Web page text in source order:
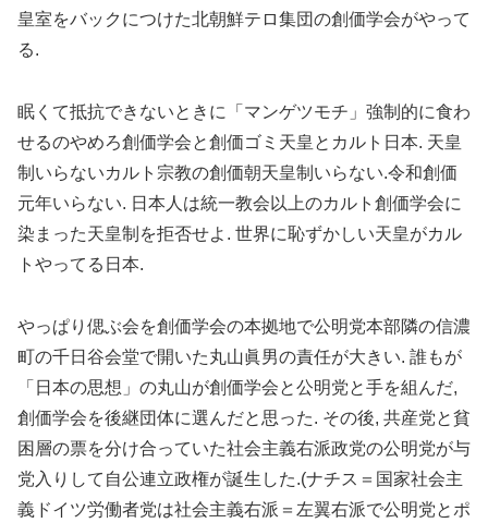
皇室をバックにつけた北朝鮮テロ集団の創価学会がやって
る.
眠くて抵抗できないときに「マンゲツモチ」強制的に食わ
せるのやめろ創価学会と創価ゴミ天皇とカルト日本. 天皇
制いらないカルト宗教の創価朝天皇制いらない.令和創価
元年いらない. 日本人は統一教会以上のカルト創価学会に
染まった天皇制を拒否せよ. 世界に恥ずかしい天皇がカル
トやってる日本.
やっぱり偲ぶ会を創価学会の本拠地で公明党本部隣の信濃
町の千日谷会堂で開いた丸山眞男の責任が大きい. 誰もが
「日本の思想」の丸山が創価学会と公明党と手を組んだ,
創価学会を後継団体に選んだと思った. その後, 共産党と貧
困層の票を分け合っていた社会主義右派政党の公明党が与
党入りして自公連立政権が誕生した.(ナチス＝国家社会主
義ドイツ労働者党は社会主義右派＝左翼右派で公明党とポ